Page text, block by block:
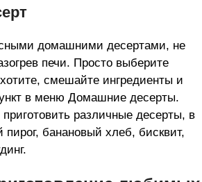
домашними десертами, не
печи. Просто выберите
смешайте ингредиенты и
в меню Домашние десерты.
различные десерты, в
банановый хлеб, бисквит,